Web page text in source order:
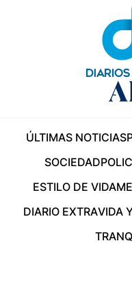
ÚLTIMAS NOTICIAS
SOCIEDAD
ESTILO DE VIDA
DIARIO EXTRAVIDA